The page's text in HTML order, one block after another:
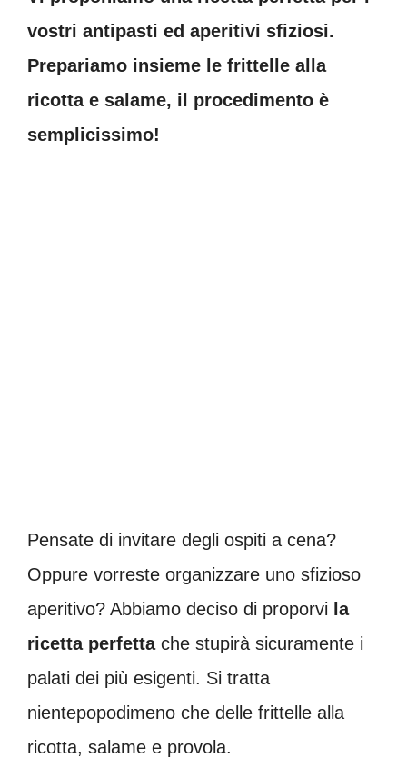
vostri antipasti ed aperitivi sfiziosi.
Prepariamo insieme le frittelle alla
ricotta e salame, il procedimento è
semplicissimo!
Pensate di invitare degli ospiti a cena?
Oppure vorreste organizzare uno sfizioso
aperitivo? Abbiamo deciso di proporvi la
ricetta perfettache stupirà sicuramente i
palati dei più esigenti. Si tratta
nientepopodimeno che delle frittelle alla
ricotta, salame e provola.